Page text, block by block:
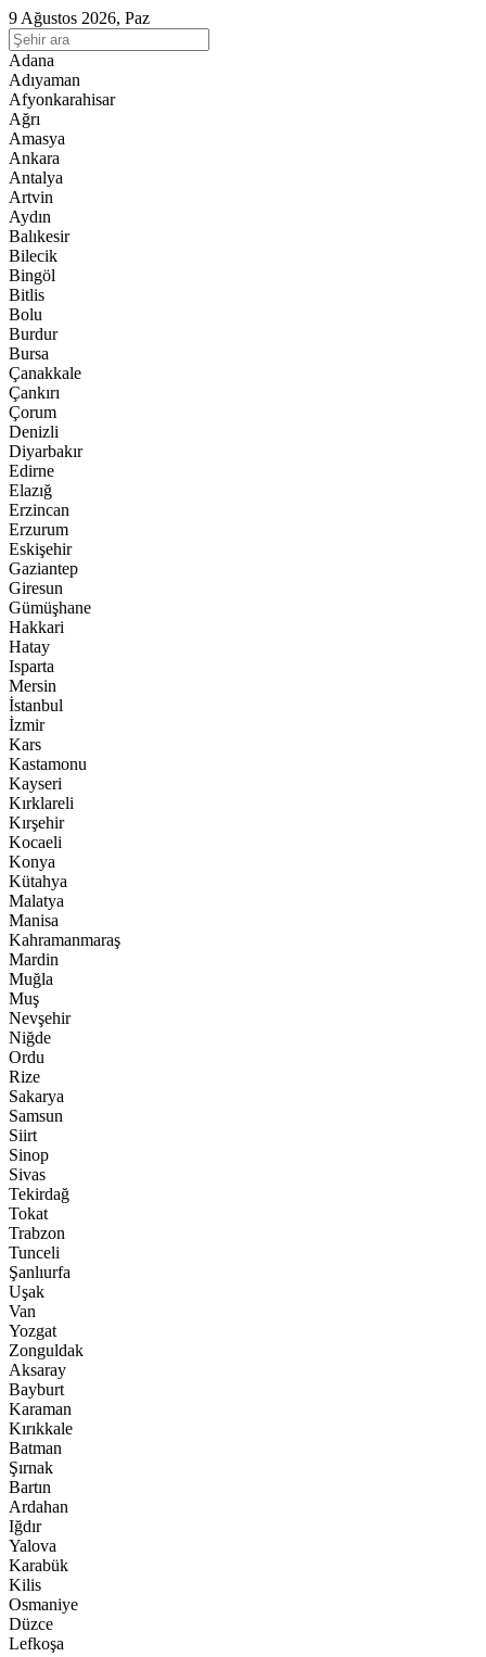
9 Ağustos 2026, Paz
Adana
Adıyaman
Afyonkarahisar
Ağrı
Amasya
Ankara
Antalya
Artvin
Aydın
Balıkesir
Bilecik
Bingöl
Bitlis
Bolu
Burdur
Bursa
Çanakkale
Çankırı
Çorum
Denizli
Diyarbakır
Edirne
Elazığ
Erzincan
Erzurum
Eskişehir
Gaziantep
Giresun
Gümüşhane
Hakkari
Hatay
Isparta
Mersin
İstanbul
İzmir
Kars
Kastamonu
Kayseri
Kırklareli
Kırşehir
Kocaeli
Konya
Kütahya
Malatya
Manisa
Kahramanmaraş
Mardin
Muğla
Muş
Nevşehir
Niğde
Ordu
Rize
Sakarya
Samsun
Siirt
Sinop
Sivas
Tekirdağ
Tokat
Trabzon
Tunceli
Şanlıurfa
Uşak
Van
Yozgat
Zonguldak
Aksaray
Bayburt
Karaman
Kırıkkale
Batman
Şırnak
Bartın
Ardahan
Iğdır
Yalova
Karabük
Kilis
Osmaniye
Düzce
Lefkoşa